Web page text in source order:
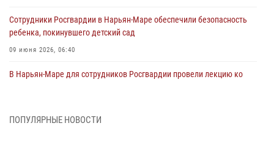
Сотрудники Росгвардии в Нарьян-Маре обеспечили безопасность
ребенка, покинувшего детский сад
09 июня 2026, 06:40
В Нарьян-Маре для сотрудников Росгвардии провели лекцию ко
ПОПУЛЯРНЫЕ НОВОСТИ